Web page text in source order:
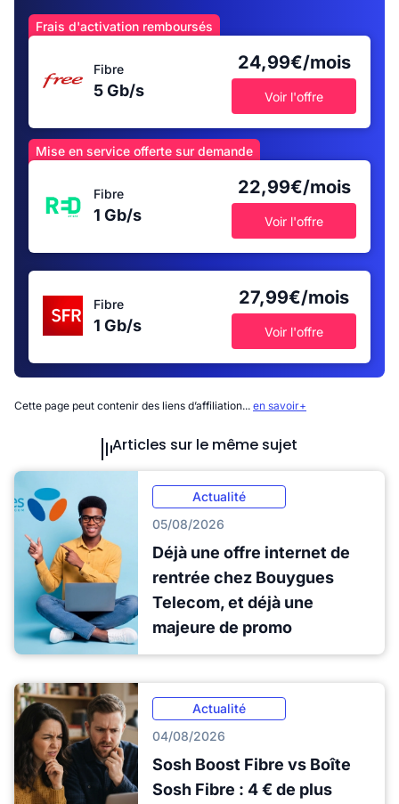
Frais d'activation remboursés
Fibre
5 Gb/s
24,99€/mois
Voir l'offre
Mise en service offerte sur demande
Fibre
1 Gb/s
22,99€/mois
Voir l'offre
Fibre
1 Gb/s
27,99€/mois
Voir l'offre
Cette page peut contenir des liens d’affiliation... en savoir+
Articles sur le même sujet
Actualité
05/08/2026
Déjà une offre internet de
rentrée chez Bouygues
Telecom, et déjà une
majeure de promo
Actualité
04/08/2026
Sosh Boost Fibre vs Boîte
Sosh Fibre : 4 € de plus